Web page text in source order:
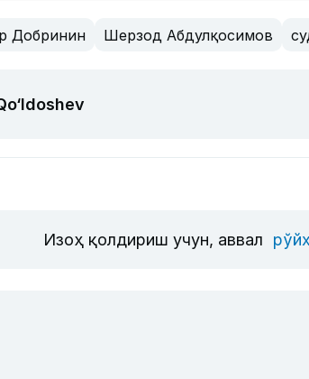
Добринин Шерзод Абдулқосимов
Изоҳ қолдириш учун, аввал